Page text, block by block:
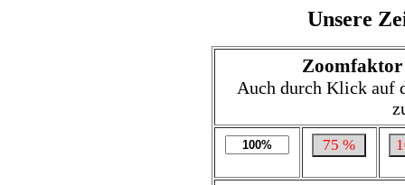
Unsere
Zoomfaktor
Auch durch Klick auf